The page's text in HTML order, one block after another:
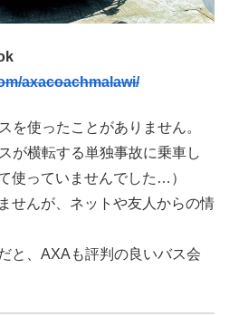
axacoachmalawi/
を使ったことがありません。
が横転する単独事故に乗車し
使っていませんでした…）
せんが、ネットや友人からの情
と、AXAも評判の良いバス会